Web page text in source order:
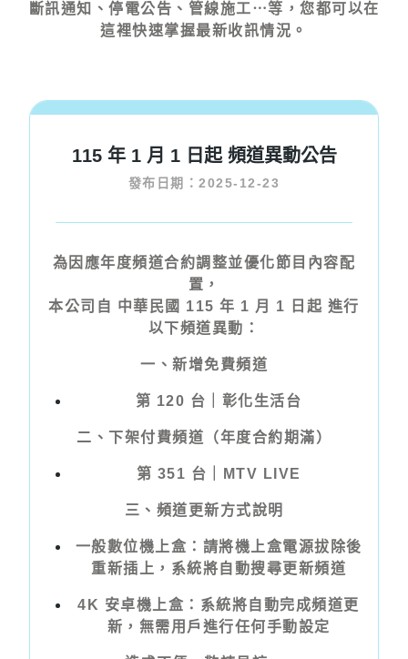
斷訊通知、停電公告、管線施工⋯等，您都可以在
這裡快速掌握最新收訊情況。
115 年 1 月 1 日起 頻道異動公告
發布日期：2025-12-23
為因應年度頻道合約調整並優化節目內容配
置，
本公司自 中華民國 115 年 1 月 1 日起 進行
以下頻道異動：
一、 新增免費頻道
第 120 台｜彰化生活台
二、 下架付費頻道 （年度合約期滿）
第 351 台｜MTV LIVE
三、 頻道更新方式說明
一般數位機上盒：請將機上盒電源拔除後
重新插上，系統將自動搜尋更新頻道
4K 安卓機上盒：系統將自動完成頻道更
新，無需用戶進行任何手動設定